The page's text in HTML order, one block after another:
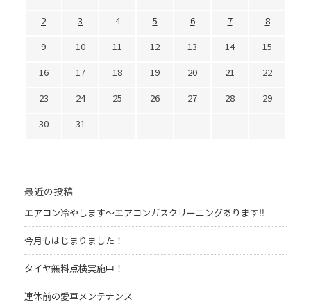
2
3 4 5 6 7
8
9
10 11 12 13 14
15
16
17 18 19 20 21
22
23
24 25 26 27 28
29
30
31
最近の投稿
エアコン冷やします〜エアコンガスクリーニングあります‼︎
今月もはじまりました！
タイヤ無料点検実施中！
連休前の愛車メンテナンス